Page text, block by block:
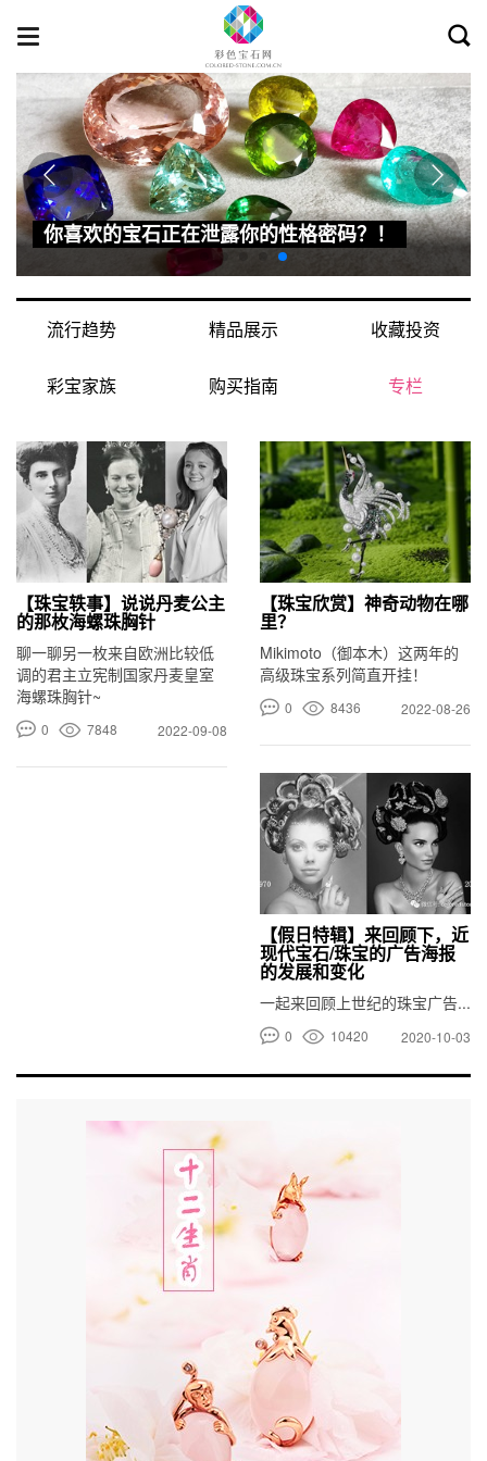
Toggle
navigation
你喜欢的宝石正在泄露你的性格密码？！
流行趋势 精品展示 收藏投资
彩宝家族 购买指南 专栏
【珠宝轶事】说说丹麦公主
的那枚海螺珠胸针
聊一聊另一枚来自欧洲比较低
调的君主立宪制国家丹麦皇室
海螺珠胸针~
0 7848 2022-09-08
【珠宝欣赏】神奇动物在哪
里？
Mikimoto（御本木）这两年的
高级珠宝系列简直开挂！
0 8436 2022-08-26
【假日特辑】来回顾下，近
现代宝石/珠宝的广告海报
的发展和变化
一起来回顾上世纪的珠宝广告...
0 10420 2020-10-03